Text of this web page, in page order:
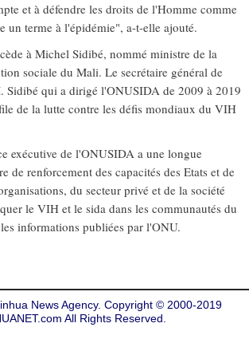
et à défendre les droits de l'Homme comme
un terme à l'épidémie", a-t-elle ajouté.
à Michel Sidibé, nommé ministre de la
sociale du Mali. Le secrétaire général de
Sidibé qui a dirigé l'ONUSIDA de 2009 à 2019
de la lutte contre les défis mondiaux du VIH
exécutive de l'ONUSIDA a une longue
de renforcement des capacités des Etats et de
du secteur privé et de la société
le VIH et le sida dans les communautés du
informations publiées par l'ONU.
News Agency. Copyright © 2000-2019
All Rights Reserved.